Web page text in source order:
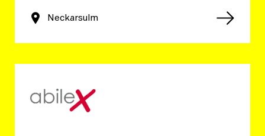
Neckarsulm